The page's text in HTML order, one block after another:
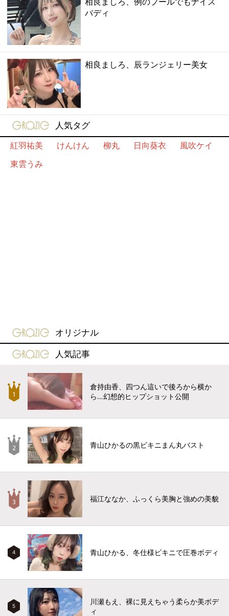
バディ
相良ましろ、辰ランジェリー美女
gravure-grazie
人気タグ
紅羽祐美
けんけん 柳丸 日向葵衣
風吹ケイ
東雲うみ
gravure-grazie
オリジナル
gravure-grazie
人気記事
倉持由香、四つん這いで後ろから横か
ら…幻想的ヒップショット公開
青山ひかるの黒ビキニまん丸バスト
福江ななか、ふっくら美胸と強めの美貌
4 青山ひかる、冬仕様ビキニで圧巻ボディ
5
川瀬もえ、裸に見えちゃう柔らか美ボデ
ィ